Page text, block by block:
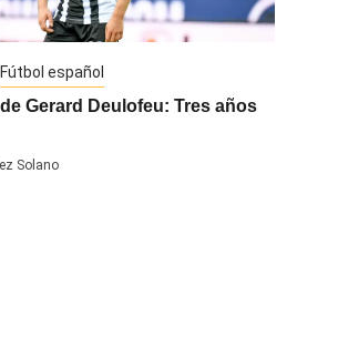
Fútbol español
Gerard Deulofeu: Tres años
Solano